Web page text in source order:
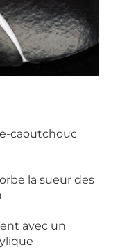
caoutchouc
la sueur des
avec un